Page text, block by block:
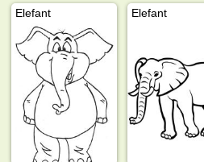
Elefant Elefant